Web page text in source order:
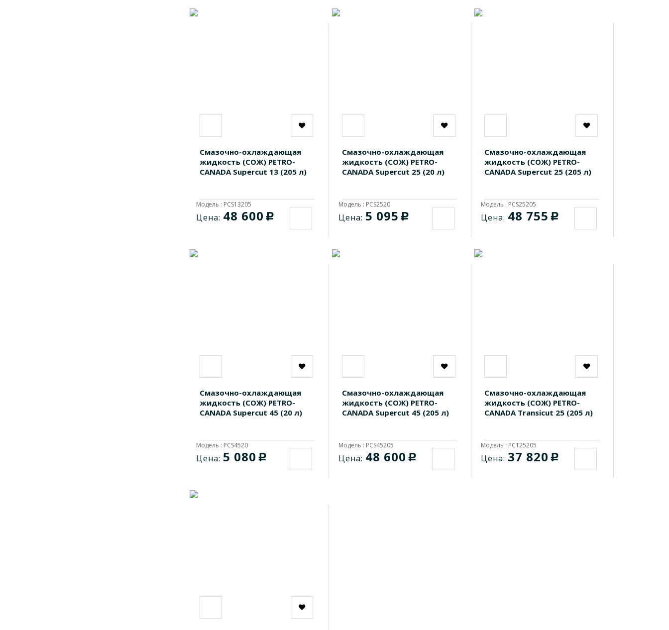
Смазочно-охлаждающая
жидкость (СОЖ) PETRO-
CANADA Supercut 13 (205 л)
Цена: 48 600 c
Модель : PCS13205
Смазочно-охлаждающая
жидкость (СОЖ) PETRO-
CANADA Supercut 25 (20 л)
Цена: 5 095 c
Модель : PCS2520
Смазочно-охлаждающая
жидкость (СОЖ) PETRO-
CANADA Supercut 25 (205 л)
Цена: 48 755 c
Модель : PCS25205
Смазочно-охлаждающая
жидкость (СОЖ) PETRO-
CANADA Supercut 45 (20 л)
Цена: 5 080 c
Модель : PCS4520
Смазочно-охлаждающая
жидкость (СОЖ) PETRO-
CANADA Supercut 45 (205 л)
Цена: 48 600 c
Модель : PCS45205
Смазочно-охлаждающая
жидкость (СОЖ) PETRO-
CANADA Transicut 25 (205 л)
Цена: 37 820 c
Модель : PCT25205